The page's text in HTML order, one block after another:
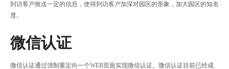
到访客户推送一定的信息，使得到访客户加深对园区的形象，加大园区的知名
度。
微信认证
微信认证通过强制重定向一个WEB页面实现微信认证。微信认证目前已经成